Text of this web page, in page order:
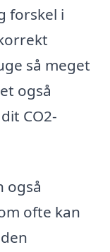
forskel i
så meget
også
CO2-
også
ofte kan